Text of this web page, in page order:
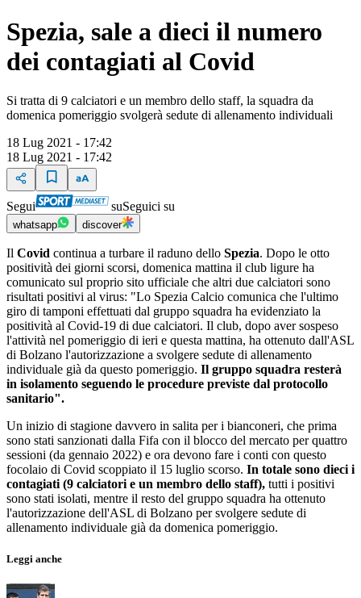
Spezia, sale a dieci il numero
dei contagiati al Covid
Si tratta di 9 calciatori e un membro dello staff, la squadra da
domenica pomeriggio svolgerà sedute di allenamento individuali
18 Lug 2021 - 17:42
18 Lug 2021 - 17:42
Segui suSeguici su
whatsapp discover
Il Covid continua a turbare il raduno dello Spezia. Dopo le otto
positività dei giorni scorsi, domenica mattina il club ligure ha
comunicato sul proprio sito ufficiale che altri due calciatori sono
risultati positivi al virus: "Lo Spezia Calcio comunica che l'ultimo
giro di tamponi effettuati dal gruppo squadra ha evidenziato la
positività al Covid-19 di due calciatori. Il club, dopo aver sospeso
l'attività nel pomeriggio di ieri e questa mattina, ha ottenuto dall'ASL
di Bolzano l'autorizzazione a svolgere sedute di allenamento
individuale già da questo pomeriggio. Il gruppo squadra resterà
in isolamento seguendo le procedure previste dal protocollo
sanitario".
Un inizio di stagione davvero in salita per i bianconeri, che prima
sono stati sanzionati dalla Fifa con il blocco del mercato per quattro
sessioni (da gennaio 2022) e ora devono fare i conti con questo
focolaio di Covid scoppiato il 15 luglio scorso. In totale sono dieci i
contagiati (9 calciatori e un membro dello staff), tutti i positivi
sono stati isolati, mentre il resto del gruppo squadra ha ottenuto
l'autorizzazione dell'ASL di Bolzano per svolgere sedute di
allenamento individuale già da domenica pomeriggio.
Leggi anche